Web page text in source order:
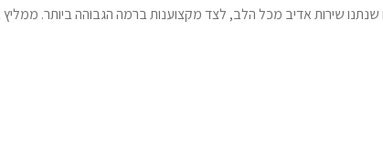
שנתנו שירות אדיב מכל הלב, לצד מקצוענות ברמה הגבוהה ביותר.